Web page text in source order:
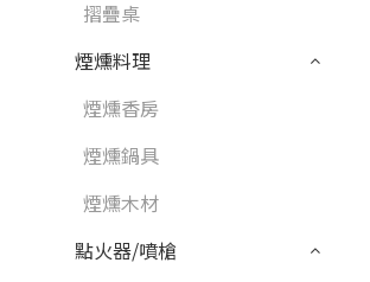
摺疊桌
煙燻料理
煙燻香房
煙燻鍋具
煙燻木材
點火器/噴槍